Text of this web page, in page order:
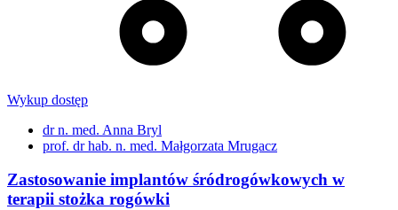
Wykup dostęp
dr n. med. Anna Bryl
prof. dr hab. n. med. Małgorzata Mrugacz
Zastosowanie implantów śródrogówkowych w
terapii stożka rogówki